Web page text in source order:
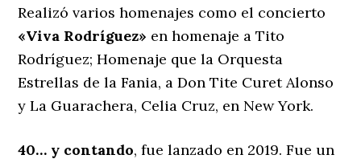
Realizó varios homenajes como el concierto
«Viva Rodríguez» en homenaje a Tito
Rodríguez; Homenaje que la Orquesta
Estrellas de la Fania, a Don Tite Curet Alonso
y La Guarachera, Celia Cruz, en New York.
40… y contando, fue lanzado en 2019. Fue un